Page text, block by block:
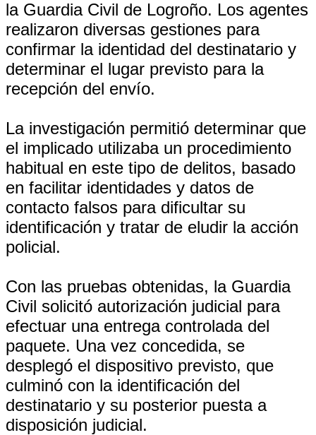
la Guardia Civil de Logroño. Los agentes
realizaron diversas gestiones para
confirmar la identidad del destinatario y
determinar el lugar previsto para la
recepción del envío.
La investigación permitió determinar que
el implicado utilizaba un procedimiento
habitual en este tipo de delitos, basado
en facilitar identidades y datos de
contacto falsos para dificultar su
identificación y tratar de eludir la acción
policial.
Con las pruebas obtenidas, la Guardia
Civil solicitó autorización judicial para
efectuar una entrega controlada del
paquete. Una vez concedida, se
desplegó el dispositivo previsto, que
culminó con la identificación del
destinatario y su posterior puesta a
disposición judicial.